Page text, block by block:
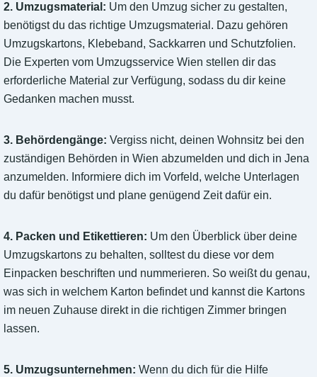
2. Umzugsmaterial: Um den Umzug sicher zu gestalten,
benötigst du das richtige Umzugsmaterial. Dazu gehören
Umzugskartons, Klebeband, Sackkarren und Schutzfolien.
Die Experten vom Umzugsservice Wien stellen dir das
erforderliche Material zur Verfügung, sodass du dir keine
Gedanken machen musst.
3. Behördengänge: Vergiss nicht, deinen Wohnsitz bei den
zuständigen Behörden in Wien abzumelden und dich in Jena
anzumelden. Informiere dich im Vorfeld, welche Unterlagen
du dafür benötigst und plane genügend Zeit dafür ein.
4. Packen und Etikettieren: Um den Überblick über deine
Umzugskartons zu behalten, solltest du diese vor dem
Einpacken beschriften und nummerieren. So weißt du genau,
was sich in welchem Karton befindet und kannst die Kartons
im neuen Zuhause direkt in die richtigen Zimmer bringen
lassen.
5. Umzugsunternehmen: Wenn du dich für die Hilfe